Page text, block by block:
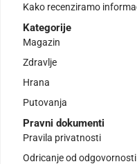
Kako recenziramo
Kategorije
Magazin
Zdravlje
Hrana
Putovanja
Pravni dokumenti
Pravila privatnosti
Odricanje od odgovornosti